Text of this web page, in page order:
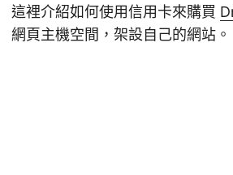
這裡介紹如何使用信用卡來購買
網頁主機空間，架設自己的網站。